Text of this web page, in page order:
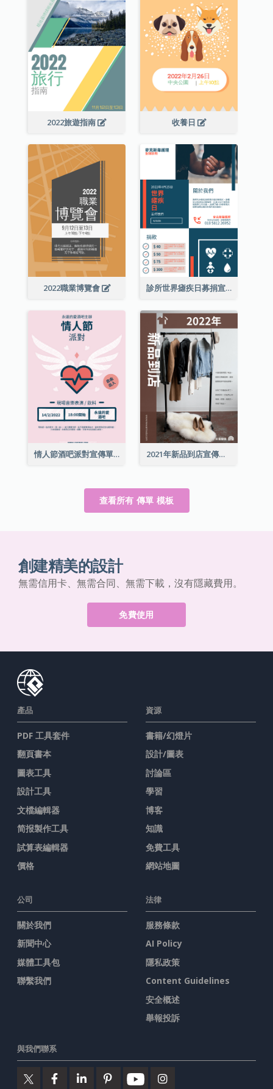
2022旅遊指南 收養日
2022職業博覽會 診所世界瘧疾日募捐宣傳單張
情人節酒吧派對宣傳單張 2021年新品到店宣傳單張
查看所有 傳單 模板
創建精美的設計
無需信用卡、無需合同、無需下載，沒有隱藏費用。
免費使用
產品
PDF 工具套件
翻頁書本
圖表工具
設計工具
文檔編輯器
简报製作工具
試算表編輯器
價格
資源
書籍/幻燈片
設計/圖表
討論區
學習
博客
知識
免費工具
網站地圖
公司
關於我們
新聞中心
媒體工具包
聯繫我們
法律
服務條款
AI Policy
隱私政策
Content Guidelines
安全概述
舉報投訴
與我們聯系